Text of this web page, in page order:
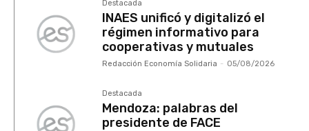
Destacada
INAES unificó y digitalizó el
régimen informativo para
cooperativas y mutuales
Redacción Economía Solidaria - 05/08/2026
Destacada
Mendoza: palabras del
presidente de FACE